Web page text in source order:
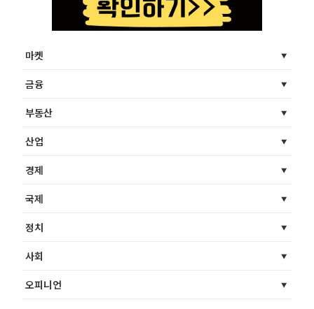
마켓
금융
부동산
산업
경제
국제
정치
사회
오피니언